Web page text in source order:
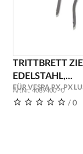
TRITTBRETT
EDELSTAHL,...
FÜR VESPA PX, PX
ArtNr.: 4089400 - 0
/ 0